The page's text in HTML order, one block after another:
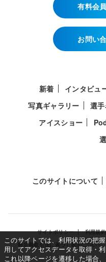
有料会
お問い
新着 インタビュ
写真ギャラリー
選
アイスショー
このサイトについて
サイトポリシー 利用規約
特定商取引法に基づく表示について
このサイトでは、利用状況の把
用してアクセスデータを取得・利
これ以降ページを遷移した場合